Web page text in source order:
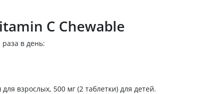
C Chewable
в день:
взрослых, 500 мг (2 таблетки) для детей.